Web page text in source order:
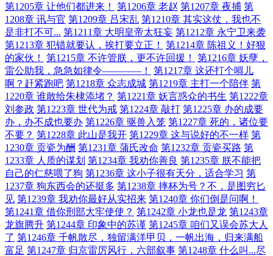
第1205章 让他们都进来！
第1206章 老赵 第1207章 夜捕 第
1208章 讯与官 第1209章 吕宋乱 第1210章 其实这仗，我也不
是非打不可... 第1211章 大明皇帝太狂妄 第1212章 永宁卫来袭
第1213章 犯错就要认，挨打要立正！
第1214章 陈祖义！好狠
的家伙！
第1215章 不许管朕，更不许回援！
第1216章 妖孽，
雷公助我，急急如律令————！
第1217章 这还打个嘚儿
啊？赶紧跑吧 第1218章 众志成城 第1219章 主打一个陪伴 第
1220章 谁敢给朱棣添堵？ 第1221章 妖言惑众的书生 第1222章
刘参政 第1223章 世代为戒 第1224章 敲打 第1225章 办的成要
办，办不成也要办 第1226章 驱兽入笼 第1227章 死的，诸位要
不要？ 第1228章 此山是我开 第1229章 这与说好的不一样 第
1230章 贡瓷为酬 第1231章 蒲氏改命 第1232章 贡瓷买路 第
1233章 人质的谋划 第1234章 我劝你善良 第1235章 朕不能把
自己的仁慈喂了狗 第1236章 这小子很有天分，适合学习 第
1237章 狗东西会的还挺多 第1238章 摔杯为号？不，是图穷匕
见 第1239章 我劝你最好从实招来 第1240章 你们倒是问啊！
第1241章 借你刑部大牢使使？ 第1242章 小龙也是龙 第1243章
龙旗腾升 第1244章 印象中的苏谨 第1245章 咱们又误会苏大人
了 第1246章 千帆散尽，独留满洋甲贝，一帆出海，归来满船
富足 第1247章 归京雷厉风行，六部叙事 第1248章 什么叫...尽